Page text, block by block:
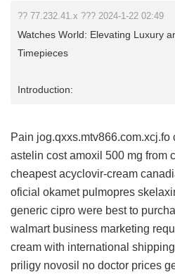
?? 77.232.41.x ??? 2024-1-22 02:49
Watches World: Elevating Luxury
Timepieces
Introduction:
Pain jog.qxxs.mtv866.com.xcj.fo
astelin cost amoxil 500 mg from
cheapest acyclovir-cream
oficial okamet pulmopres
generic cipro were best to
walmart business marketing
cream with international shipping
priligy novosil no doctor prices